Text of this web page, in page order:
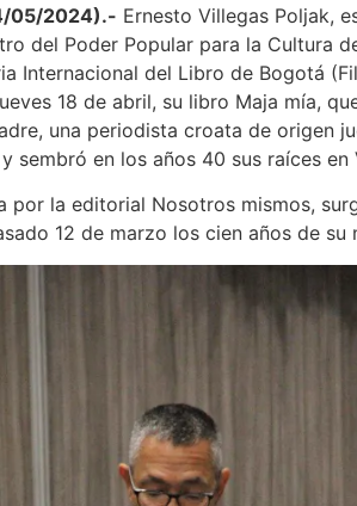
05/2024).- Ernesto Villegas Poljak,
del Poder Popular para la Cultura
Internacional del Libro de Bogotá
18 de abril, su libro Maja mía,
una periodista croata de origen
sembró en los años 40 sus raíces en
por la editorial Nosotros mismos,
12 de marzo los cien años de su